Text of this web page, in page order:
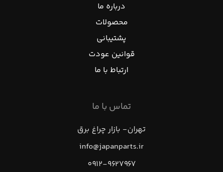
درباره ما
محصولات
پشتیبانی
قوانین عودت
ارتباط با ما
تماس با ما
تهران- بازار چراغ برق
info@japanparts.ir
۰۹۱۲-۹۶۲۷۹۶۷